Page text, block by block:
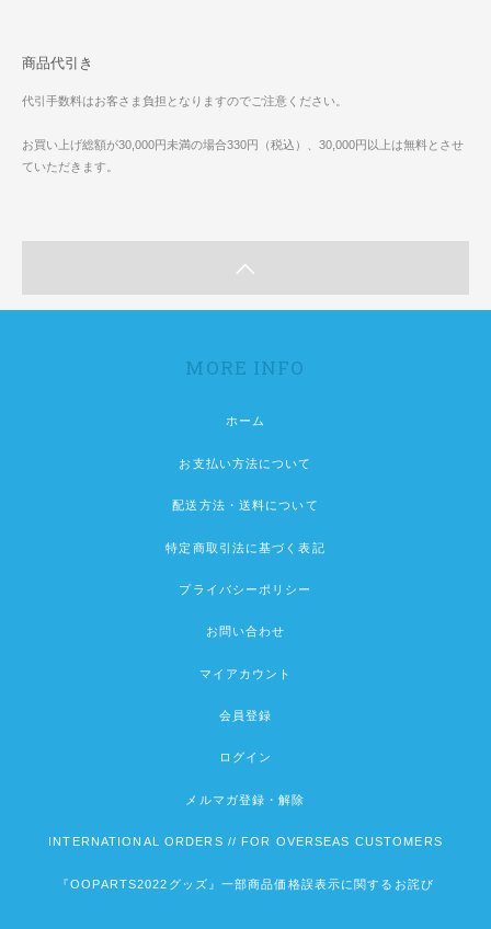
商品代引き
代引手数料はお客さま負担となりますのでご注意ください。
お買い上げ総額が30,000円未満の場合330円（税込）、30,000円以上は無料とさせ
ていただきます。
MORE INFO
ホーム
お支払い方法について
配送方法・送料について
特定商取引法に基づく表記
プライバシーポリシー
お問い合わせ
マイアカウント
会員登録
ログイン
メルマガ登録・解除
INTERNATIONAL ORDERS // FOR OVERSEAS CUSTOMERS
『OOPARTS2022グッズ』一部商品価格誤表示に関するお詫び